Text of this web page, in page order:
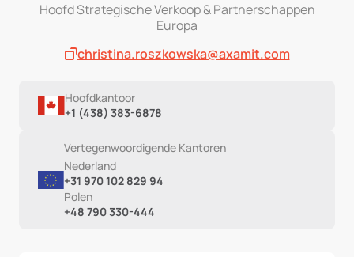
Hoofd Strategische Verkoop & Partnerschappen
Europa
christina.roszkowska@axamit.com
Hoofdkantoor
+1 (438) 383-6878
Vertegenwoordigende Kantoren
Nederland
+31 970 102 829 94
Polen
+48 790 330-444